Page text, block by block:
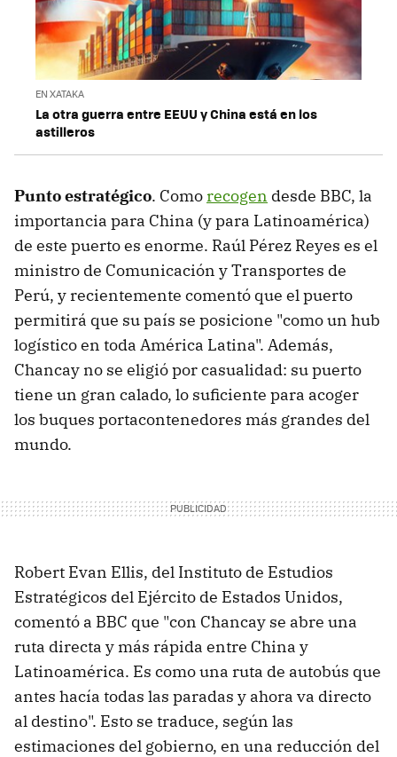
EN XATAKA
La otra guerra entre EEUU y China está en los
astilleros
Punto estratégico. Comorecogen desde BBC, la
importancia para China (y para Latinoamérica)
de este puerto es enorme. Raúl Pérez Reyes es el
ministro de Comunicación y Transportes de
Perú, y recientemente comentó que el puerto
permitirá que su país se posicione "como un hub
logístico en toda América Latina". Además,
Chancay no se eligió por casualidad: su puerto
tiene un gran calado, lo suficiente para acoger
los buques portacontenedores más grandes del
mundo.
Robert Evan Ellis, del Instituto de Estudios
Estratégicos del Ejército de Estados Unidos,
comentó a BBC que "con Chancay se abre una
ruta directa y más rápida entre China y
Latinoamérica. Es como una ruta de autobús que
antes hacía todas las paradas y ahora va directo
al destino". Esto se traduce, según las
estimaciones del gobierno, en una reducción del